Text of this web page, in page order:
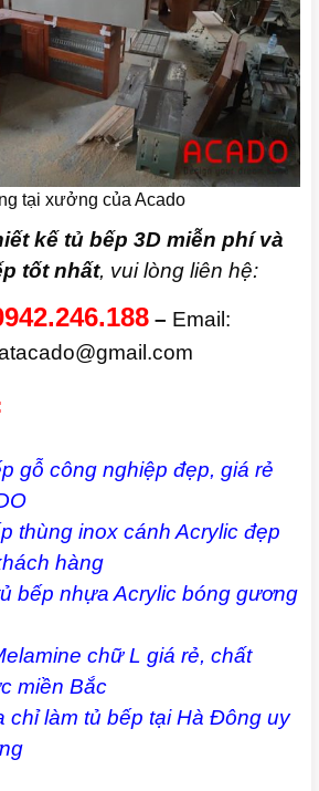
tại xưởng của Acado
kế tủ bếp 3D miễn phí và
tốt nhất, vui lòng liên hệ:
– Email:
gỗ công nghiệp đẹp, giá rẻ
thùng inox cánh Acrylic đẹp
hàng
bếp nhựa Acrylic bóng gương
chữ L giá rẻ, chất
miền Bắc
chỉ làm tủ bếp tại Hà Đông uy